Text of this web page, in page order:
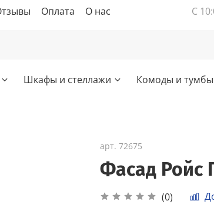
Оплата О нас С
Шкафы и стеллажи Комоды и тумбы
арт. 72675
Фасад Ройс
(0)